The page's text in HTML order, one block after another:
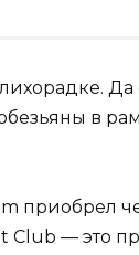
в
приобрел
Club — это